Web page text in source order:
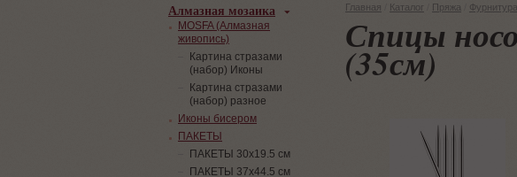
Главная Каталог Пряжа Фурнитура
Спицы
(35см)
Алмазная мозаика
MOSFA (Алмазная
живопись)
Картина стразами
(набор) Иконы
Картина стразами
(набор) разное
Иконы бисером
ПАКЕТЫ
ПАКЕТЫ 30х19.5 см
ПАКЕТЫ 37х44.5 см